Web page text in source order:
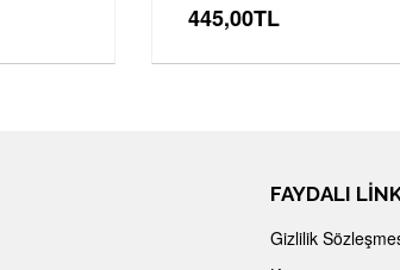
445,00TL
FAYDALI
Gizlilik